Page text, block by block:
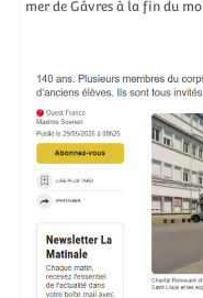
mer de Gâvres à la fin du